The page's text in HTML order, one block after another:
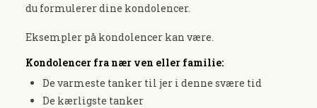
du formulerer dine kondolencer.
Eksempler på kondolencer kan være.
Kondolencer fra nær ven eller familie:
De varmeste tanker til jer i denne svære tid
De kærligste tanker